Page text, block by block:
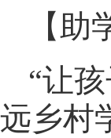
【助
“让
远乡村